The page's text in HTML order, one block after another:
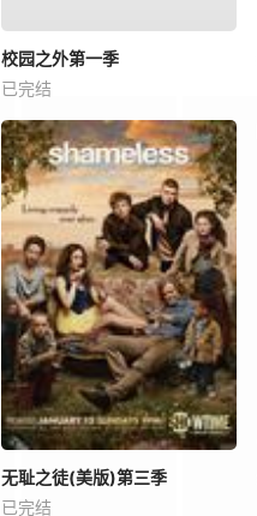
校园之外第一季
已完结
无耻之徒(美版)第三季
已完结